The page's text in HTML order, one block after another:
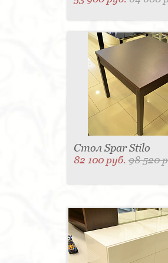
Стол Spar Stilo
82 100 руб.98 520